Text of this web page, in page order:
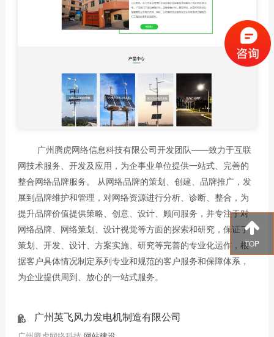
TOP
广州腾虎网络信息科技有限公司开发团队——致力于互联
网技术服务、开发及应用，为企事业单位提供一站式、完善的
整合网络品牌服务。 从网络品牌的策划、创建、品牌推广，发
展到品牌维护和管理，对网络资源进行分析、诊断、整合，为
提升品牌价值提供策略、创意、设计、顾问服务，并专注于对
网络品牌、网络策划、设计视觉等方面的探索和研究，保证了
策划、开发、设计、方案实施、研究等完善的专业化运作，根
据客户具体情况制定系列专业和规范的客户服务和保障体系，
为企业提供周到、放心的一站式服务。
广州英飞风力发电机制造有限公司